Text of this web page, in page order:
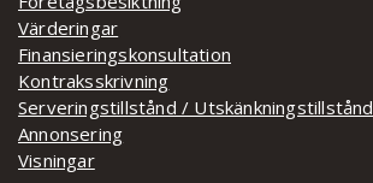
Värderingar
Finansieringskonsultation
Kontraksskrivning
Serveringstillstånd / Utskänkningstillstånd
Annonsering
Visningar